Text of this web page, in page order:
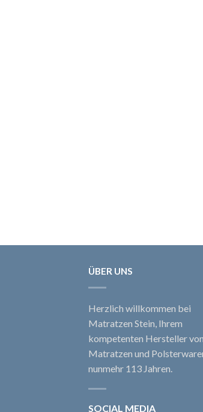
ÜBER UNS
Herzlich willkommen bei
Matratzen Stein, Ihrem
kompetenten Hersteller von
Matratzen und
nunmehr 113 Jahren.
SOCIAL MEDIA